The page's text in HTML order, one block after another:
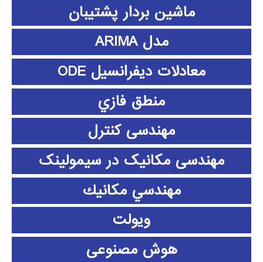
ماشین بردار پشتیبان
مدل ARIMA
معادلات دیفرانسیل ODE
منطق فازي
مهندسی کنترل
مهندسی مکانیک در سیمولینک
مهندسي مكانيك
ویولت
هوش مصنوعی